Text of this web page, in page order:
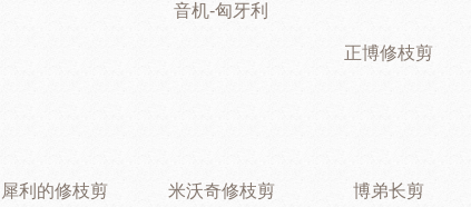
音机-匈牙利
正博修枝剪
犀利的修枝剪 米沃奇修枝剪 博弟长剪